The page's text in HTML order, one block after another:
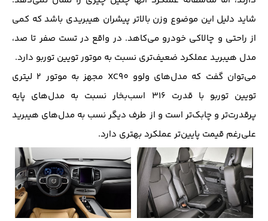
شاید دلیل این موضوع وزن بالاتر پیشران هیبریدی باشد که کمی
از راحتی و چالاکی خودرو می‌کاهد. در واقع در تست صفر تا صد،
مدل هیبرید عملکرد ضعیف‌تری نسبت به موتور تویین توربو دارد.
می‌توان گفت که مدل‌های ولوو XC90 مجهز به موتور ۲ لیتری
تویین توربو با قدرت ۳۱۶ اسب‌بخار نسبت به مدل‌های پایه
پرقدرت‌تر و چابک‌تر است و از طرف دیگر نسب به مدل‌های هیبرید
علی‌رغم قیمت پایین‌تر عملکرد بهتری دارد.